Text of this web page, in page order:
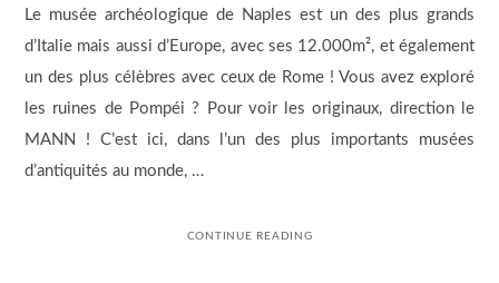
Le musée archéologique de Naples est un des plus grands
d’Italie mais aussi d’Europe, avec ses 12.000m², et également
un des plus célèbres avec ceux de Rome ! Vous avez exploré
les ruines de Pompéi ? Pour voir les originaux, direction le
MANN ! C’est ici, dans l’un des plus importants musées
d’antiquités au monde, …
CONTINUE READING